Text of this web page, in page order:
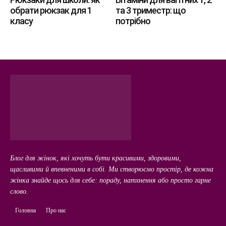
обрати рюкзак для 1
класу
та 3 триместр: що
потрібно
Блог для жінок, які хочуть бути красивими, здоровими,
щасливими й впевненими в собі. Ми створюємо простір, де кожна
жінка знайде щось для себе: пораду, натхнення або просто гарне
слово.
Головна Про нас